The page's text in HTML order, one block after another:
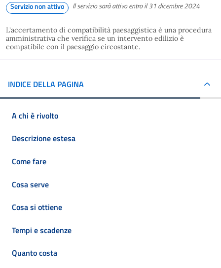
Servizio non attivo Il servizio sarà attivo entro il 31 dicembre 2024
L'accertamento di compatibilità paesaggistica è una procedura
amministrativa che verifica se un intervento edilizio è
compatibile con il paesaggio circostante.
INDICE DELLA PAGINA
A chi è rivolto
Descrizione estesa
Come fare
Cosa serve
Cosa si ottiene
Tempi e scadenze
Quanto costa